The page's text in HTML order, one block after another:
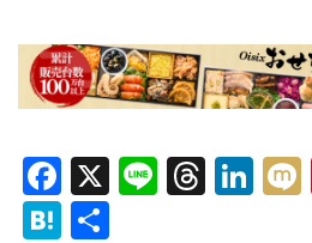
Facebook
X Line
Hatena